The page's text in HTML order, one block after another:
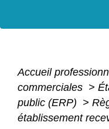
Accueil
commerciales >
public (ERP) >
établissement